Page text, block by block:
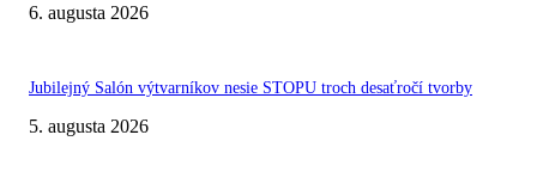
6. augusta 2026
Jubilejný Salón výtvarníkov nesie STOPU troch desaťročí tvorby
5. augusta 2026